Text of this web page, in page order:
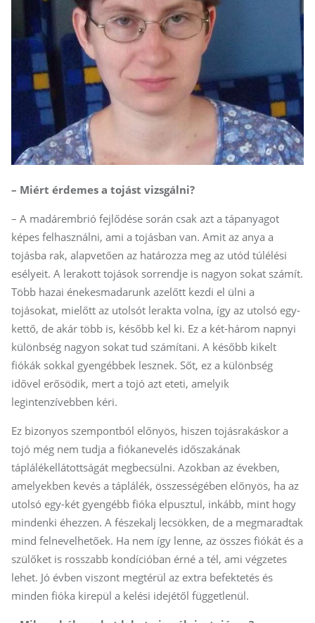
– Miért érdemes a tojást vizsgálni?
– A madárembrió fejlődése során csak azt a tápanyagot
képes felhasználni, ami a tojásban van. Amit az anya a
tojásba rak, alapvetően az határozza meg az utód túlélési
esélyeit. A lerakott tojások sorrendje is nagyon sokat számít.
Több hazai énekesmadarunk azelőtt kezdi el ülni a
tojásokat, mielőtt az utolsót lerakta volna, így az utolsó egy-
kettő, de akár több is, később kel ki. Ez a két-három napnyi
különbség nagyon sokat tud számítani. A később kikelt
fiókák sokkal gyengébbek lesznek. Sőt, ez a különbség
idővel erősödik, mert a tojó azt eteti, amelyik
legintenzívebben kéri.
Ez bizonyos szempontból előnyös, hiszen tojásrakáskor a
tojó még nem tudja a fiókanevelés időszakának
táplálékellátottságát megbecsülni. Azokban az években,
amelyekben kevés a táplálék, összességében előnyös, ha az
utolsó egy-két gyengébb fióka elpusztul, inkább, mint hogy
mindenki éhezzen. A fészekalj lecsökken, de a megmaradtak
mind felnevelhetőek. Ha nem így lenne, az összes fiókát és a
szülőket is rosszabb kondícióban érné a tél, ami végzetes
lehet. Jó évben viszont megtérül az extra befektetés és
minden fióka kirepül a kelési idejétől függetlenül.